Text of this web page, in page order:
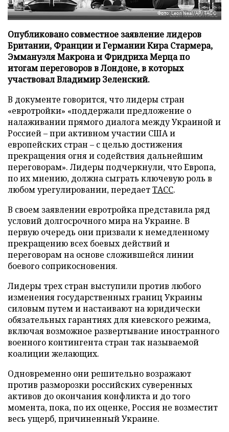
Фото: Leon Neal/AP/ТАСС
Опубликовано совместное заявление лидеров
Британии, Франции и Германии Кира Стармера,
Эммануэля Макрона и Фридриха Мерца по
итогам переговоров в Лондоне, в которых
участвовал Владимир Зеленский.
В документе говорится, что лидеры стран
«евротройки» «поддержали предложение о
налаживании прямого диалога между Украиной и
Россией – при активном участии США и
европейских стран – с целью достижения
прекращения огня и содействия дальнейшим
переговорам». Лидеры подчеркнули, что Европа,
по их мнению, должна сыграть ключевую роль в
любом урегулировании, передаетТАСС.
В своем заявлении евротройка представила ряд
условий долгосрочного мира на Украине. В
первую очередь они призвали к немедленному
прекращению всех боевых действий и
переговорам на основе сложившейся линии
боевого соприкосновения.
Лидеры трех стран выступили против любого
изменения государственных границ Украины
силовым путем и настаивают на юридически
обязательных гарантиях для киевского режима,
включая возможное развертывание иностранного
военного контингента стран так называемой
коалиции желающих.
Одновременно они решительно возражают
против разморозки российских суверенных
активов до окончания конфликта и до того
момента, пока, по их оценке, Россия не возместит
весь ущерб, причиненный Украине.